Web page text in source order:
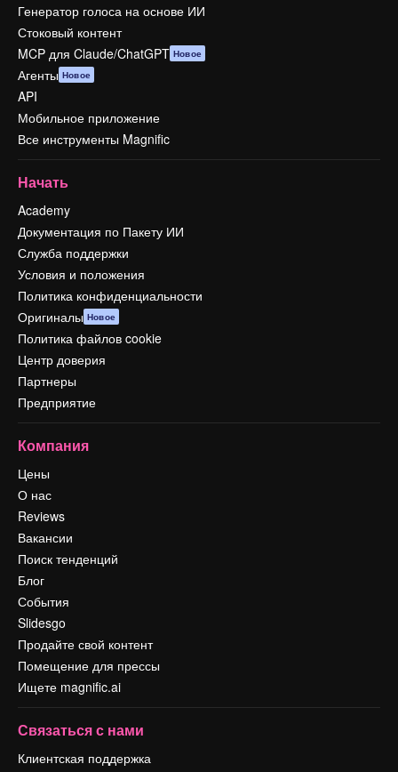
Генератор голоса на основе ИИ
Стоковый контент
MCP для Claude/ChatGPT Новое
Агенты Новое
API
Мобильное приложение
Все инструменты Magnific
Начать
Academy
Документация по Пакету ИИ
Служба поддержки
Условия и положения
Политика конфиденциальности
Оригиналы Новое
Политика файлов cookie
Центр доверия
Партнеры
Предприятие
Компания
Цены
О нас
Reviews
Вакансии
Поиск тенденций
Блог
События
Slidesgo
Продайте свой контент
Помещение для прессы
Ищете magnific.ai
Связаться с нами
Клиентская поддержка